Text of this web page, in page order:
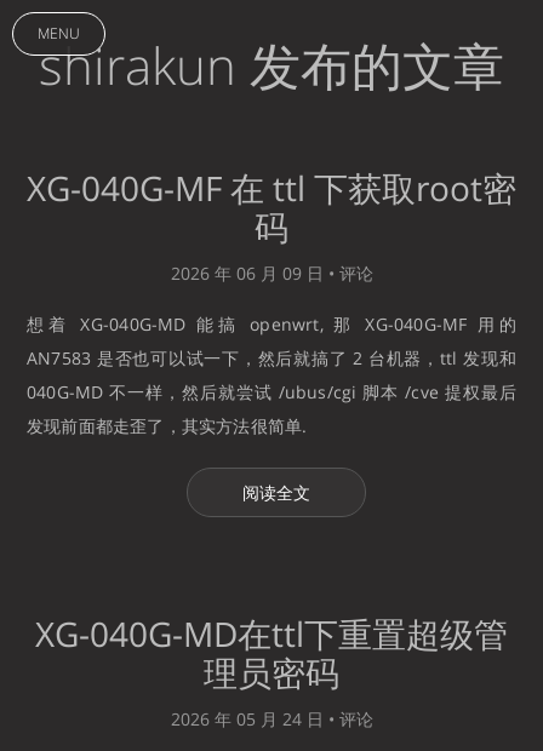
MENU
shirakun 发布的文章
XG-040G-MF 在 ttl 下获取root密
码
2026 年 06 月 09 日 • 评论
想着 XG-040G-MD 能搞 openwrt, 那 XG-040G-MF 用的
AN7583 是否也可以试一下，然后就搞了 2 台机器，ttl 发现和
040G-MD 不一样，然后就尝试 /ubus/cgi 脚本 /cve 提权最后
发现前面都走歪了，其实方法很简单.
阅读全文
XG-040G-MD在ttl下重置超级管
理员密码
2026 年 05 月 24 日 • 评论